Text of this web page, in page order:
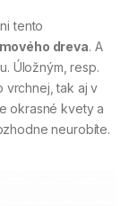
tento
dreva. A
Úložným, resp.
vrchnej, tak aj v
okrasné kvety a
neurobíte.